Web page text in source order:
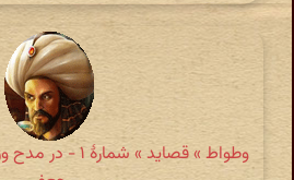
وطواط » قصاید »